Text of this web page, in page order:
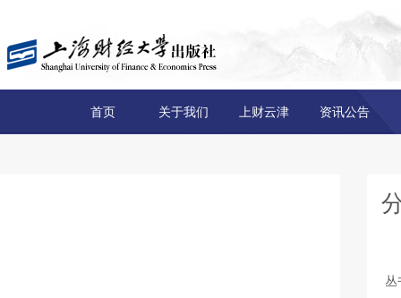
首页 关于我们 上财云津 资讯公告
丛